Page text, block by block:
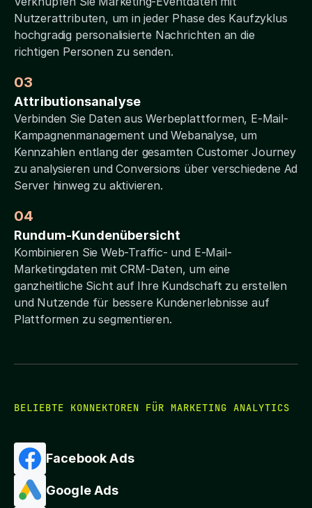
Nutzerattributen, um in jeder Phase des Kaufzyklus
hochgradig personalisierte Nachrichten an die
richtigen Personen zu senden.
03
Attributionsanalyse
Verbinden Sie Daten aus Werbeplattformen, E-Mail-
Kampagnenmanagement und Webanalyse, um
Kennzahlen entlang der gesamten Customer Journey
zu analysieren und Conversions über verschiedene Ad
Server hinweg zu aktivieren.
04
Rundum-Kundenübersicht
Kombinieren Sie Web-Traffic- und E-Mail-
Marketingdaten mit CRM-Daten, um eine
ganzheitliche Sicht auf Ihre Kundschaft zu erstellen
und Nutzende für bessere Kundenerlebnisse auf
Plattformen zu segmentieren.
BELIEBTE KONNEKTOREN FÜR MARKETING ANALYTICS
Facebook Ads
Google Ads